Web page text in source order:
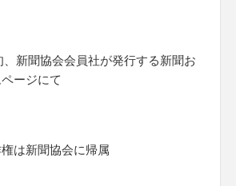
、新聞協会会員社が発行する新聞お
ージにて
は新聞協会に帰属